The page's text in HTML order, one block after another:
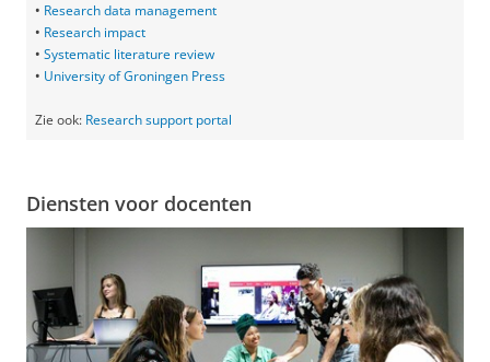
• Research data management
• Research impact
• Systematic literature review
• University of Groningen Press
Zie ook: Research support portal
Diensten voor docenten